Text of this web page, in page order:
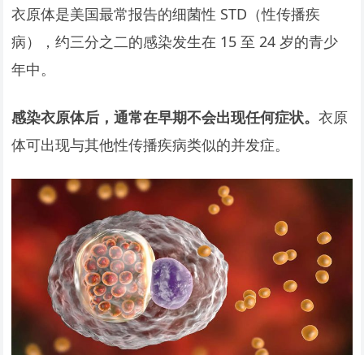
衣原体是美国最常报告的细菌性 STD（性传播疾
病），约三分之二的感染发生在 15 至 24 岁的青少
年中。
感染衣原体后，通常在早期不会出现任何症状。衣原
体可出现与其他性传播疾病类似的并发症。